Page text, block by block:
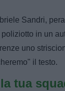
Sandri,
in un
uno
il testo.
tua